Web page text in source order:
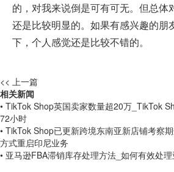
的，对我来说倒是可有可无。但总体
还是比较明显的。如果有感兴趣的朋
下，个人感觉还是比较不错的。
<< 上一篇
相关新闻
• TikTok Shop英国卖家数量超20万_TikTok
72小时
• TikTok Shop已更新跨境东南亚新店铺考察
方式重启印尼业务
• 亚马逊FBA滞销库存处理方法_如何有效处